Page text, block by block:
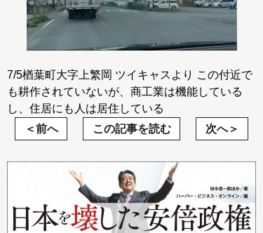
7/5楢葉町大字上繁岡 ツイキャスより この付近で
も耕作されていないが、商工業は機能している
し、住居にも人は居住している
前へ
この記事を読む 次へ